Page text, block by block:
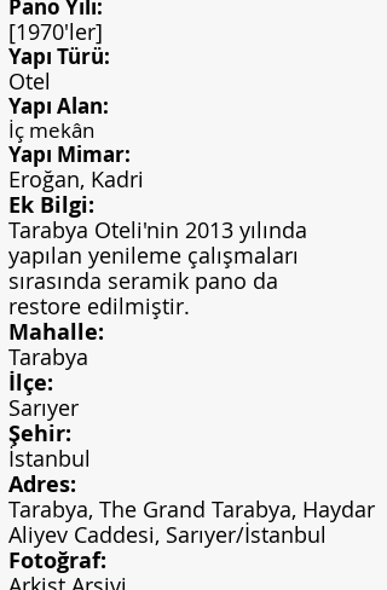
Pano Yılı:
[1970'ler]
Yapı Türü:
Otel
Yapı Alan:
İç mekân
Yapı Mimar:
Eroğan, Kadri
Ek Bilgi:
Tarabya Oteli'nin 2013 yılında
yapılan yenileme çalışmaları
sırasında seramik pano da
restore edilmiştir.
Mahalle:
Tarabya
İlçe:
Sarıyer
Şehir:
İstanbul
Adres:
Tarabya, The Grand Tarabya, Haydar
Aliyev Caddesi, Sarıyer/İstanbul
Fotoğraf: